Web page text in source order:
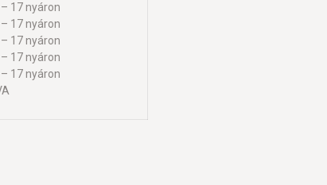
17 nyáron
17 nyáron
17 nyáron
17 nyáron
17 nyáron